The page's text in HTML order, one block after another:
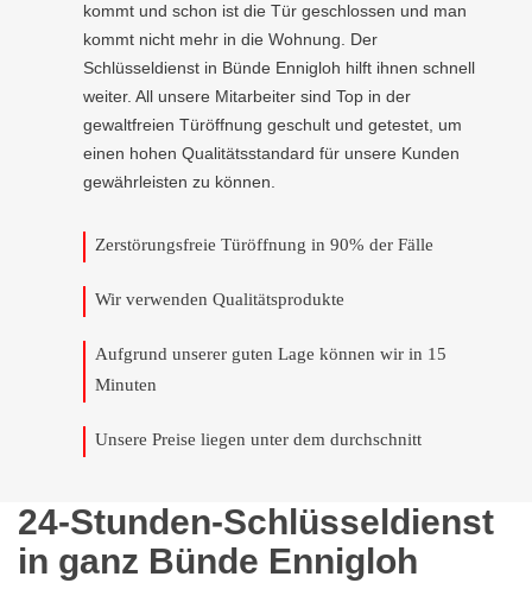
kommt und schon ist die Tür geschlossen und man
kommt nicht mehr in die Wohnung. Der
Schlüsseldienst in Bünde Ennigloh hilft ihnen schnell
weiter. All unsere Mitarbeiter sind Top in der
gewaltfreien Türöffnung geschult und getestet, um
einen hohen Qualitätsstandard für unsere Kunden
gewährleisten zu können.
Zerstörungsfreie Türöffnung in 90% der Fälle
Wir verwenden Qualitätsprodukte
Aufgrund unserer guten Lage können wir in 15
Minuten
Unsere Preise liegen unter dem durchschnitt
24-Stunden-Schlüsseldienst
in ganz Bünde Ennigloh